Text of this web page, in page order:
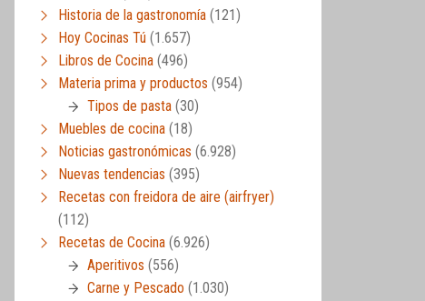
Historia de la gastronomía (121)
Hoy Cocinas Tú (1.657)
Libros de Cocina (496)
Materia prima y productos (954)
Tipos de pasta (30)
Muebles de cocina (18)
Noticias gastronómicas (6.928)
Nuevas tendencias (395)
Recetas con freidora de aire (airfryer)
(112)
Recetas de Cocina (6.926)
Aperitivos (556)
Carne y Pescado (1.030)